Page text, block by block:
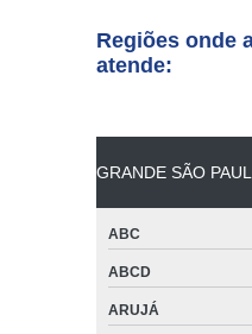
Regiões onde
atende:
GRANDE SÃO
ABC
ABCD
ARUJÁ